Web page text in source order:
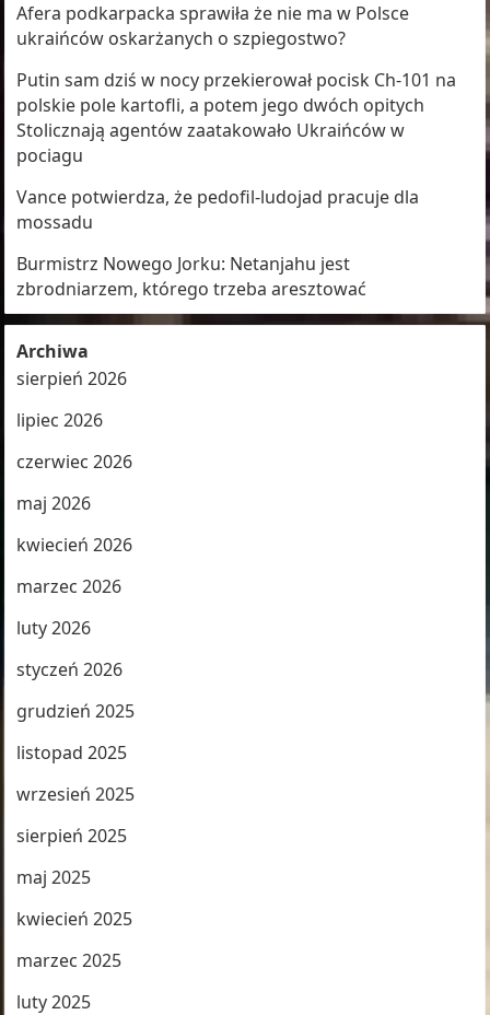
Afera podkarpacka sprawiła że nie ma w Polsce
ukraińców oskarżanych o szpiegostwo?
Putin sam dziś w nocy przekierował pocisk Ch-101 na
polskie pole kartofli, a potem jego dwóch opitych
Stolicznają agentów zaatakowało Ukraińców w
pociagu
Vance potwierdza, że pedofil-ludojad pracuje dla
mossadu
Burmistrz Nowego Jorku: Netanjahu jest
zbrodniarzem, którego trzeba aresztować
Archiwa
sierpień 2026
lipiec 2026
czerwiec 2026
maj 2026
kwiecień 2026
marzec 2026
luty 2026
styczeń 2026
grudzień 2025
listopad 2025
wrzesień 2025
sierpień 2025
maj 2025
kwiecień 2025
marzec 2025
luty 2025